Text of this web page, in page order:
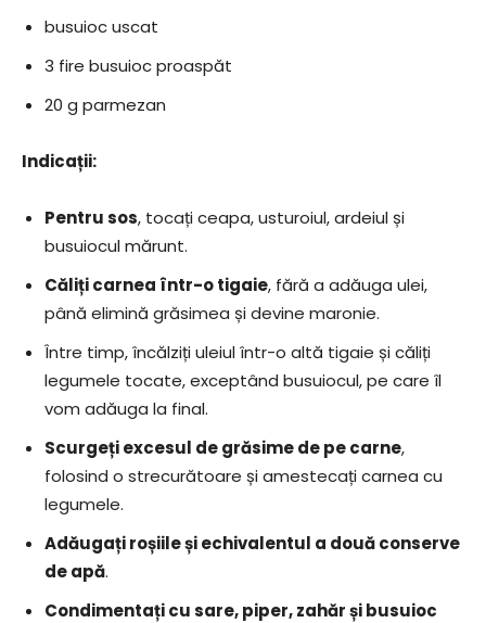
busuioc uscat
3 fire busuioc proaspăt
20 g parmezan
Indicații:
Pentru sos, tocați ceapa, usturoiul, ardeiul și
busuiocul mărunt.
Căliți carnea într-o tigaie, fără a adăuga ulei,
până elimină grăsimea și devine maronie.
Între timp, încălziți uleiul într-o altă tigaie și căliți
legumele tocate, exceptând busuiocul, pe care îl
vom adăuga la final.
Scurgeți excesul de grăsime de pe carne,
folosind o strecurătoare și amestecați carnea cu
legumele.
Adăugați roșiile și echivalentul a două conserve
de apă.
Condimentați cu sare, piper, zahăr și busuioc